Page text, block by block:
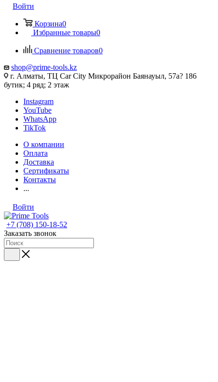
Войти
Корзина0
Избранные товары0
Сравнение товаров0
shop@prime-tools.kz
г. Алматы, ТЦ Car City​ ​Микрорайон Баянауыл, 57а? ​186
бутик; 4 ряд; 2 этаж
Instagram
YouTube
WhatsApp
TikTok
О компании
Оплата
Доставка
Сертификаты
Контакты
...
Войти
+7 (708) 150-18-52
Заказать звонок